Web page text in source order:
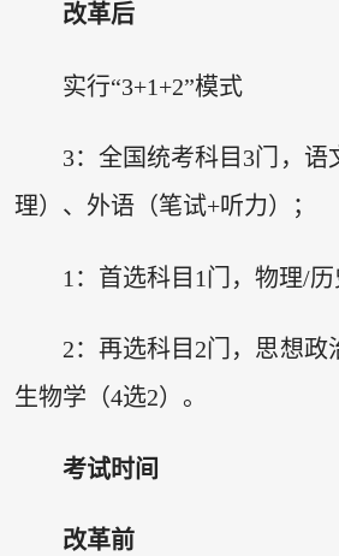
改革后
实行“3+1+2”模式
3：全国统考科目3门，语
理）、外语（笔试+听力）；
1：首选科目1门，物理/历
2：再选科目2门，思想政
生物学（4选2）。
考试时间
改革前